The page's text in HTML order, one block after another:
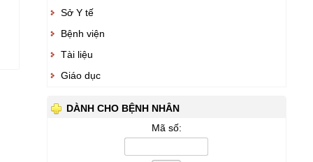
Sở Y tế
Bệnh viện
Tài liệu
Giáo dục
DÀNH CHO BỆNH NHÂN
Mã số: